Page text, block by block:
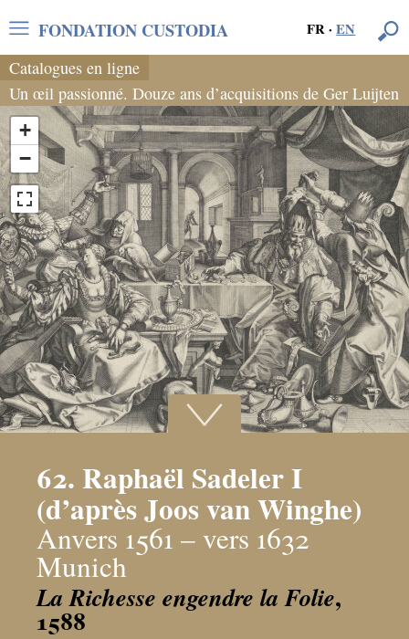
FR·EN
FONDATION CUSTODIA
Catalogues en ligne
Un œil passionné. Douze ans d’acquisitions de Ger Luijten
+
−
62. Raphaël Sadeler I
(d’après Joos van Winghe)
Anvers 1561 – vers 1632
Munich
La Richesse engendre la Folie,
1588